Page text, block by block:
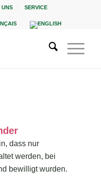
UNS SERVICE
dass nur
werden, bei
bewilligt wurden.